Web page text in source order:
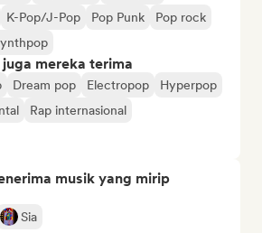
K-Pop/J-Pop Pop Punk
Pop rock
mereka terima
Dream pop Electropop
Hyperpop
Rap internasional
musik yang mirip
Sia